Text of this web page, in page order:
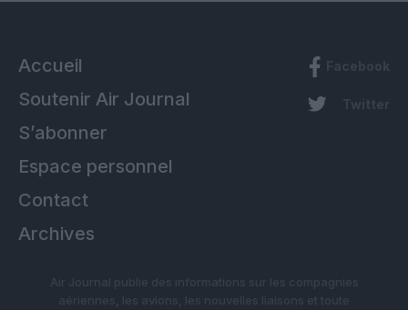
Accueil
Soutenir Air Journal
S’abonner
Espace personnel
Contact
Archives